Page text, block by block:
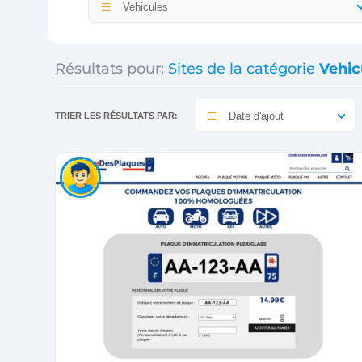
Vehicules
Résultats pour: Sites de la catégorie
TRIER LES RÉSULTATS PAR: Date d'ajout